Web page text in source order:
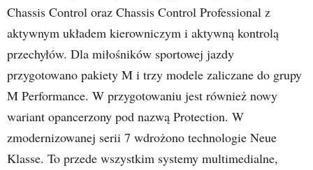
Chassis Control oraz Chassis Control Professional z
aktywnym układem kierowniczym i aktywną kontrolą
przechyłów. Dla miłośników sportowej jazdy
przygotowano pakiety M i trzy modele zaliczane do grupy
M Performance. W przygotowaniu jest również nowy
wariant opancerzony pod nazwą Protection. W
zmodernizowanej serii 7 wdrożono technologie Neue
Klasse. To przede wszystkim systemy multimedialne,